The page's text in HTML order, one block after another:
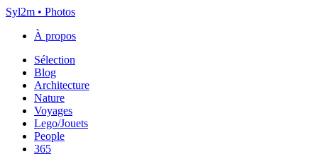
Skip
main
Syl2m • Photos
À propos
Menu
Sélection
Blog
Architecture
Nature
Voyages
Lego/Jouets
People
365